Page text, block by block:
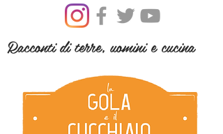
Racconti di terre, uomini e cucina